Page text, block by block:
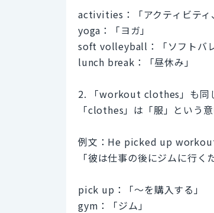
activities：「アクティビティ
yoga：「ヨガ」
soft volleyball：「ソフトバレ
lunch break：「昼休み」
2. 「workout clothes」も同
「clothes」は「服」という意
例文：He picked up
「彼は仕事の後にジムに行く
pick up：「～を購入する」
gym：「ジム」